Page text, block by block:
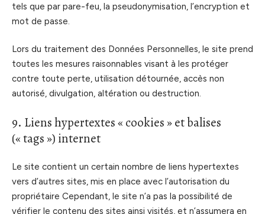
tels que par pare-feu, la pseudonymisation, l’encryption et
mot de passe.
Lors du traitement des Données Personnelles, le site prend
toutes les mesures raisonnables visant à les protéger
contre toute perte, utilisation détournée, accès non
autorisé, divulgation, altération ou destruction.
9. Liens hypertextes « cookies » et balises
(« tags ») internet
Le site contient un certain nombre de liens hypertextes
vers d’autres sites, mis en place avec l’autorisation du
propriétaire Cependant, le site n’a pas la possibilité de
vérifier le contenu des sites ainsi visités, et n’assumera en